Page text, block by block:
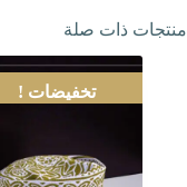
منتجات ذات صلة
تخفيضات !